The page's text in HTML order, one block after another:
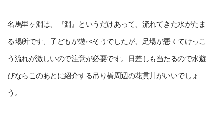
名馬里ヶ淵は、『淵』というだけあって、流れてきた水がたま
る場所です。子どもが遊べそうでしたが、足場が悪くてけっこ
う流れが激しいので注意が必要です。日差しも当たるので水遊
びならこのあとに紹介する吊り橋周辺の花貫川がいいでしょ
う。